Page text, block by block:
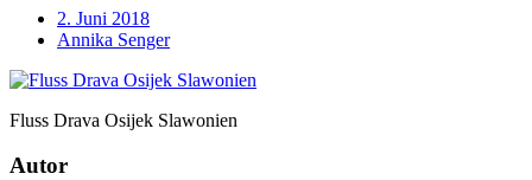
2. Juni 2018
Annika Senger
Fluss Drava Osijek Slawonien
Autor